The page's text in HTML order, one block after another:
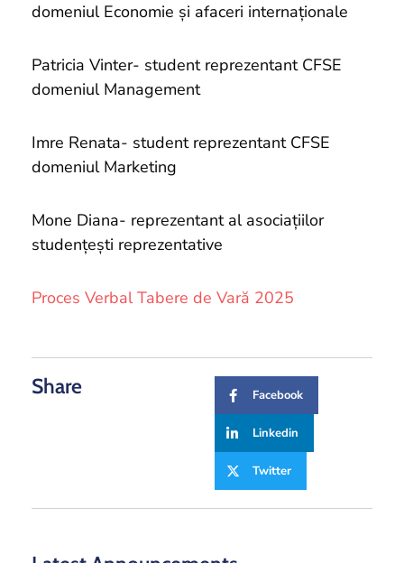
domeniul Economie și afaceri internaționale
Patricia Vinter- student reprezentant CFSE
domeniul Management
Imre Renata- student reprezentant CFSE
domeniul Marketing
Mone Diana- reprezentant al asociațiilor
studențești reprezentative
Proces Verbal Tabere de Vară 2025
Share Facebook
Linkedin
Twitter